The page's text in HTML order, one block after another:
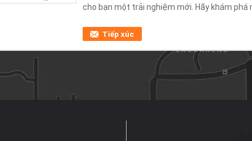
Tiếp xúc
cho bạn một trải nghiệm mới. Hãy khám phá